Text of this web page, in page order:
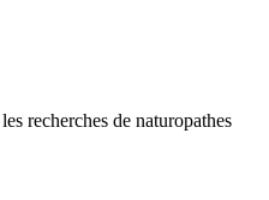
recherches de naturopathes